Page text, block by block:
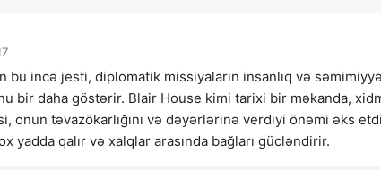
bu incə jesti, diplomatik missiyaların insanlıq və
bir daha göstərir. Blair House kimi tarixi bir məkanda,
onun təvazökarlığını və dəyərlərinə verdiyi önəmi əks
yadda qalır və xalqlar arasında bağları gücləndirir.